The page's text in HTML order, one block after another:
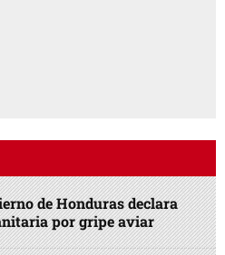
de Honduras declara
por gripe aviar